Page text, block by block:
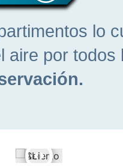
lo
aire por todos